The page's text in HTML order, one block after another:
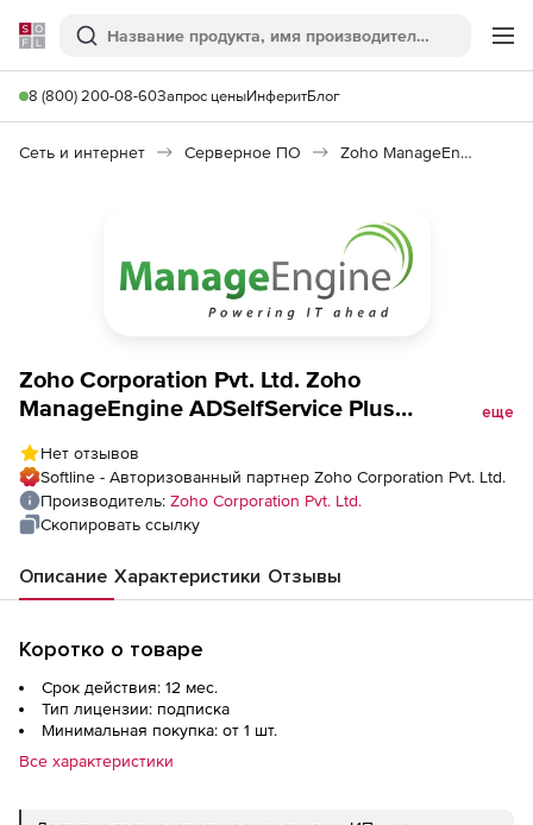
Softline
Поиск
8 (800) 200-08-60Запрос ценыИнферитБлог
Сеть и интернет Серверное ПО Zoho ManageEngine ADSelfService Plus
Zoho Corporation Pvt. Ltd. Zoho
ManageEngine ADSelfService Plus
на 1 год), fee for 1000 Domain Users
еще
Нет отзывов
Softline - Авторизованный партнер Zoho Corporation Pvt. Ltd.
Производитель: Zoho Corporation Pvt. Ltd.
Скопировать ссылку
Описание Характеристики Отзывы
Коротко о товаре
Срок действия: 12 мес.
Тип лицензии: подписка
Минимальная покупка: от 1 шт.
Все характеристики